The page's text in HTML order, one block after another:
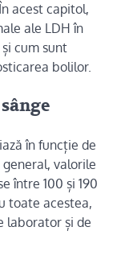
acest capitol,
ale LDH în
cum sunt
bolilor.
în funcție de
valorile
între 100 și 190
toate acestea,
laborator și de